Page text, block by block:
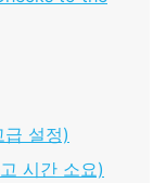
설정)
시간 소요)